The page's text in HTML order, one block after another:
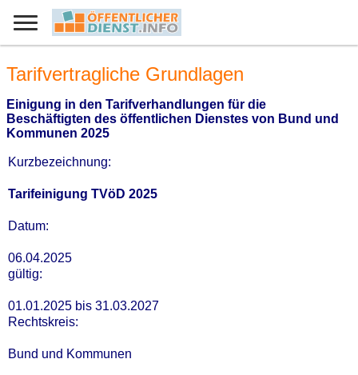
Tarifvertragliche Grundlagen
Einigung in den Tarifverhandlungen für die
Beschäftigten des öffentlichen Dienstes von Bund und
Kommunen 2025
Kurzbezeichnung:
Tarifeinigung TVöD 2025
Datum:
06.04.2025
gültig:
01.01.2025 bis 31.03.2027
Rechtskreis:
Bund und Kommunen